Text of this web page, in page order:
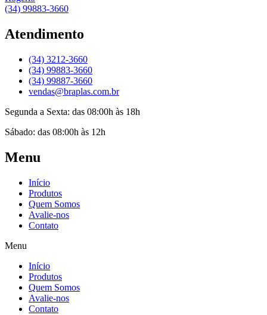
(34) 99883-3660
Atendimento
(34) 3212-3660
(34) 99883-3660
(34) 99887-3660
vendas@braplas.com.br
Segunda a Sexta: das 08:00h às 18h
Sábado: das 08:00h às 12h
Menu
Início
Produtos
Quem Somos
Avalie-nos
Contato
Menu
Início
Produtos
Quem Somos
Avalie-nos
Contato